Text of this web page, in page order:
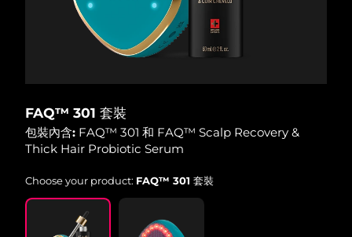
FAQ™ 301 套裝
包裝內含: FAQ™ 301 和 FAQ™ Scalp Recovery &
Thick Hair Probiotic Serum
Choose your product: FAQ™ 301 套裝
FOREO APP
關於我們
預計送達日期
哈薩克 預計送達日期8/11/26
科威特
拉脫維亞
黎巴嫩
立陶宛